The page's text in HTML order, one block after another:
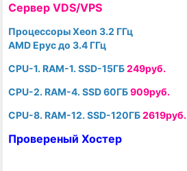
Cервер VDS/VPS
Процессоры Xeon 3.2 ГГц
AMD Epyc до 3.4 ГГц
CPU-1. RAM-1. SSD-15ГБ249руб.
CPU-2. RAM-4. SSD 60ГБ909руб.
CPU-8. RAM-12. SSD-120ГБ2619руб.
Провереный Хостер